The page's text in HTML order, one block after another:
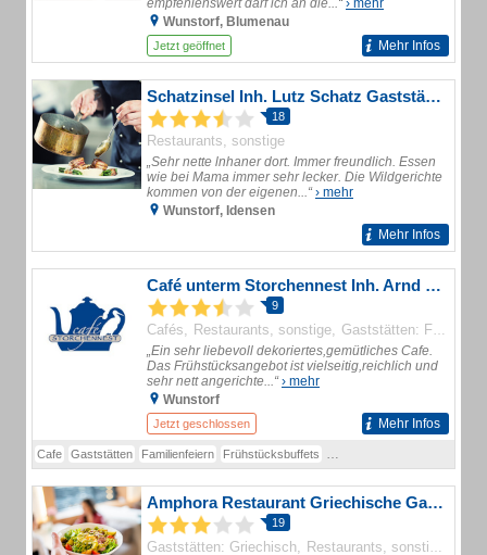
empfehlenswert darf ich an die...“› mehr
Wunstorf, Blumenau
Jetzt geöffnet Mehr Infos
Schatzinsel Inh. Lutz Schatz Gaststätte
18
Restaurants, sonstige
„Sehr nette lnhaner dort. Immer freundlich. Essen
wie bei Mama immer sehr lecker. Die Wildgerichte
kommen von der eigenen...“› mehr
Wunstorf, Idensen
Mehr Infos
Café unterm Storchennest Inh. Arnd Borges
9
Cafés Restaurants, sonstige Gaststätten: Frühstückslokale
„Ein sehr liebevoll dekoriertes,gemütliches Cafe.
Das Frühstücksangebot ist vielseitig,reichlich und
sehr nett angerichte...“› mehr
Wunstorf
Jetzt geschlossen Mehr Infos
Cafe Gaststätten Familienfeiern Frühstücksbuffets
Amphora Restaurant Griechische Gastlichkeit
19
Gaststätten: Griechisch Restaurants, sonstige